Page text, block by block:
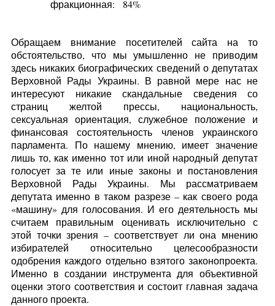
фракционная:
84%
Обращаем внимание посетителей сайта на то
обстоятельство, что мы умышленно не приводим
здесь никаких биографических сведений о депутатах
Верховной Рады Украины. В равной мере нас не
интересуют никакие скандальные сведения со
страниц желтой прессы, национальность,
сексуальная ориентация, служебное положение и
финансовая состоятельность членов украинского
парламента. По нашему мнению, имеет значение
лишь то, как именно тот или иной народный депутат
голосует за те или иные законы и постановления
Верховной Рады Украины. Мы рассматриваем
депутата именно в таком разрезе – как своего рода
«машину» для голосования. И его деятельность мы
считаем правильным оценивать исключительно с
этой точки зрения – соответствует ли она мнению
избирателей относительно целесообразности
одобрения каждого отдельно взятого законопроекта.
Именно в создании инструмента для объективной
оценки этого соответствия и состоит главная задача
данного проекта.